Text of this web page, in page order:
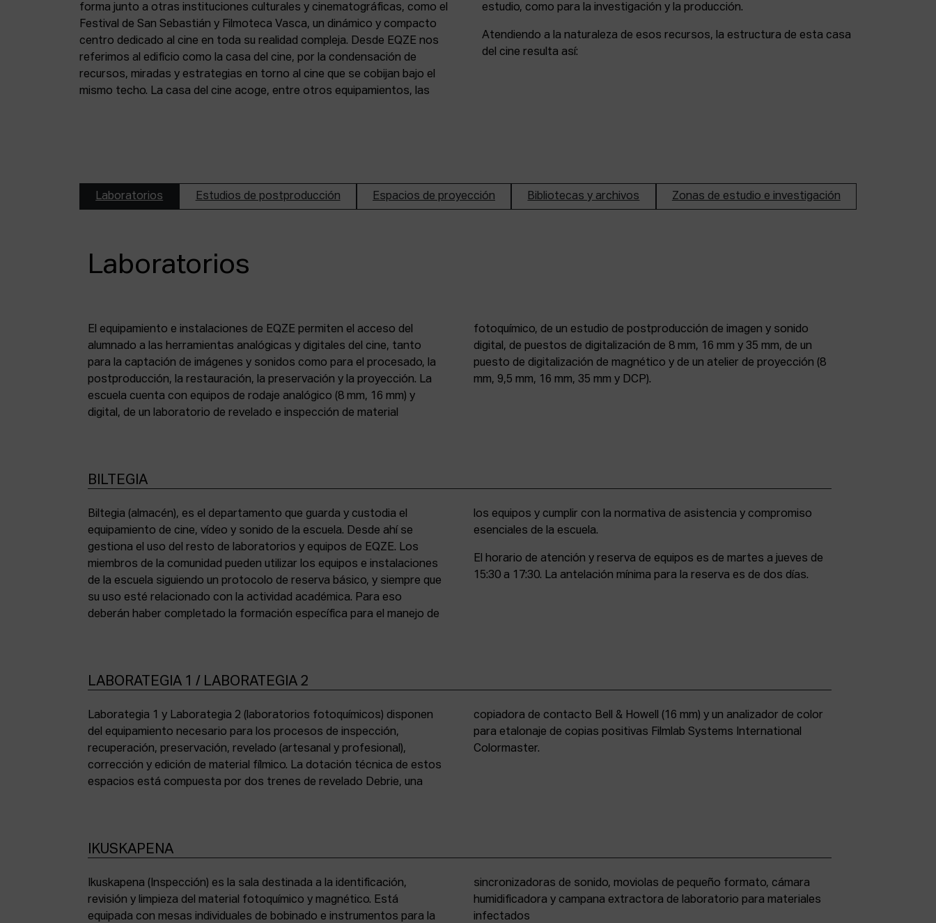
forma junto a otras instituciones culturales y cinematográficas, como el
Festival de San Sebastián y Filmoteca Vasca, un dinámico y compacto
centro dedicado al cine en toda su realidad compleja. Desde EQZE nos
referimos al edificio como la casa del cine, por la condensación de
recursos, miradas y estrategias en torno al cine que se cobijan bajo el
mismo techo. La casa del cine acoge, entre otros equipamientos, las
estudio, como para la investigación y la producción.
Atendiendo a la naturaleza de esos recursos, la estructura de esta casa
del cine resulta así:
Laboratorios Estudios de postproducción Espacios de proyección Bibliotecas y archivos Zonas de estudio e investigación
Laboratorios
El equipamiento e instalaciones de EQZE permiten el acceso del
alumnado a las herramientas analógicas y digitales del cine, tanto
para la captación de imágenes y sonidos como para el procesado, la
postproducción, la restauración, la preservación y la proyección. La
escuela cuenta con equipos de rodaje analógico (8 mm, 16 mm) y
digital, de un laboratorio de revelado e inspección de material
fotoquímico, de un estudio de postproducción de imagen y sonido
digital, de puestos de digitalización de 8 mm, 16 mm y 35 mm, de un
puesto de digitalización de magnético y de un atelier de proyección (8
mm, 9,5 mm, 16 mm, 35 mm y DCP).
BILTEGIA
Biltegia (almacén), es el departamento que guarda y custodia el
equipamiento de cine, vídeo y sonido de la escuela. Desde ahí se
gestiona el uso del resto de laboratorios y equipos de EQZE. Los
miembros de la comunidad pueden utilizar los equipos e instalaciones
de la escuela siguiendo un protocolo de reserva básico, y siempre que
su uso esté relacionado con la actividad académica. Para eso
deberán haber completado la formación específica para el manejo de
los equipos y cumplir con la normativa de asistencia y compromiso
esenciales de la escuela.
El horario de atención y reserva de equipos es de martes a jueves de
15:30 a 17:30. La antelación mínima para la reserva es de dos días.
LABORATEGIA 1 / LABORATEGIA 2
Laborategia 1 y Laborategia 2 (laboratorios fotoquímicos) disponen
del equipamiento necesario para los procesos de inspección,
recuperación, preservación, revelado (artesanal y profesional),
corrección y edición de material fílmico. La dotación técnica de estos
espacios está compuesta por dos trenes de revelado Debrie, una
copiadora de contacto Bell & Howell (16 mm) y un analizador de color
para etalonaje de copias positivas Filmlab Systems International
Colormaster.
IKUSKAPENA
Ikuskapena (Inspección) es la sala destinada a la identificación,
revisión y limpieza del material fotoquímico y magnético. Está
equipada con mesas individuales de bobinado e instrumentos para la
sincronizadoras de sonido, moviolas de pequeño formato, cámara
humidificadora y campana extractora de laboratorio para materiales
infectados